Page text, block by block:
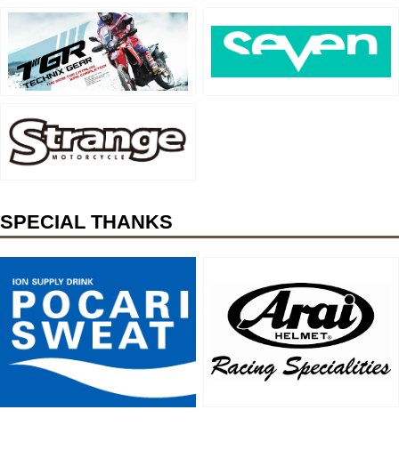
SPECIAL THANKS